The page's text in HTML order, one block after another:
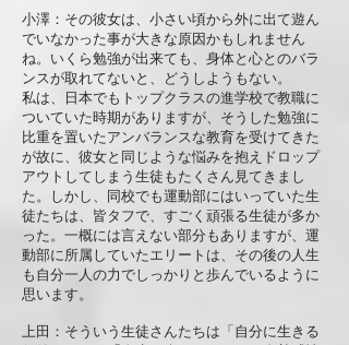
小澤：その彼女は、小さい頃から外に出て遊ん
でいなかった事が大きな原因かもしれません
ね。いくら勉強が出来ても、身体と心とのバラ
ンスが取れてないと、どうしようもない。
私は、日本でもトップクラスの進学校で教職に
ついていた時期がありますが、そうした勉強に
比重を置いたアンバランスな教育を受けてきた
が故に、彼女と同じような悩みを抱えドロップ
アウトしてしまう生徒もたくさん見てきまし
た。しかし、同校でも運動部にはいっていた生
徒たちは、皆タフで、すごく頑張る生徒が多か
った。一概には言えない部分もありますが、運
動部に所属していたエリートは、その後の人生
も自分一人の力でしっかりと歩んでいるように
思います。
上田：そういう生徒さんたちは「自分に生きる